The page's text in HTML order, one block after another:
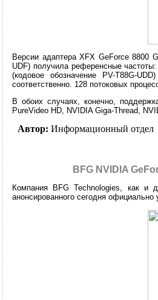
Версии адаптера XFX GeForce 8800
UDF) получила референсные
(кодовое обозначение PV-T88G-
соответственно. 128 потоковых
В обоих случаях, конечно,
PureVideo HD, NVIDIA Giga-Thread,
Автор: Информационный отдел
BFG NVIDIA
Компания BFG Technologies, как и
анонсированного сегодня